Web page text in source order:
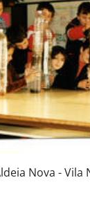
Nova - Vila